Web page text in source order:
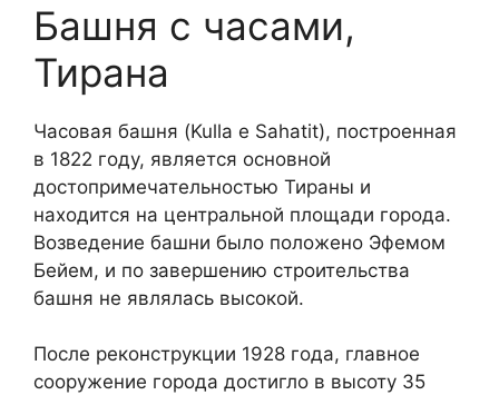
Башня с часами,
Тирана
Часовая башня (Kulla e Sahatit), построенная
в 1822 году, является основной
достопримечательностью Тираны и
находится на центральной площади города.
Возведение башни было положено Эфемом
Бейем, и по завершению строительства
башня не являлась высокой.
После реконструкции 1928 года, главное
сооружение города достигло в высоту 35